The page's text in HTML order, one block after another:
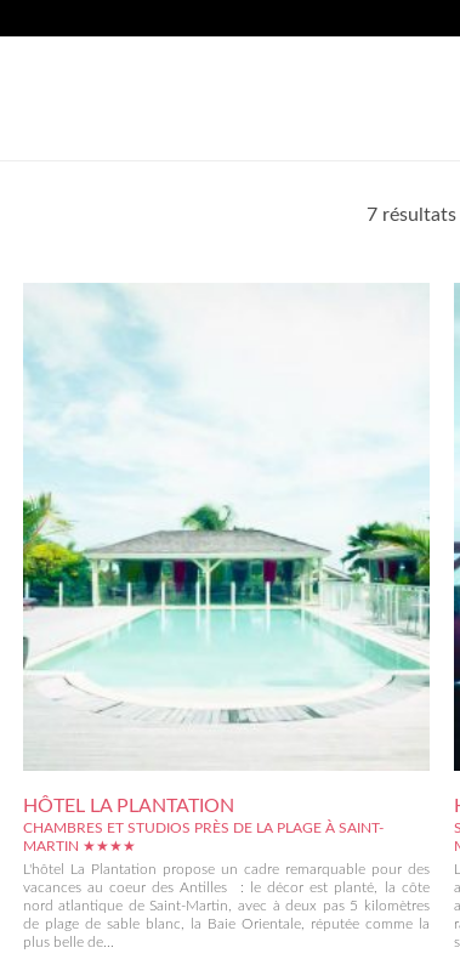
7 résultats
HÔTEL LA PLANTATION
CHAMBRES ET STUDIOS PRÈS DE LA PLAGE À SAINT-
MARTIN ★★★★
L'hôtel La Plantation propose un cadre remarquable pour des
vacances au coeur des Antilles : le décor est planté, la côte
nord atlantique de Saint-Martin, avec à deux pas 5 kilomètres
de plage de sable blanc, la Baie Orientale, réputée comme la
plus belle de...